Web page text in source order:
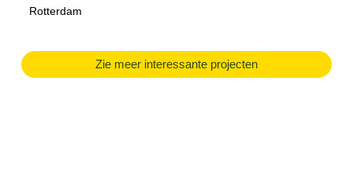
Rotterdam
Zie meer interessante projecten